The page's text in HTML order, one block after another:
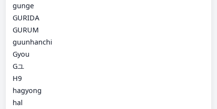
gunge
GURIDA
GURUM
guunhanchi
Gyou
Gユ
H9
hagyong
hal